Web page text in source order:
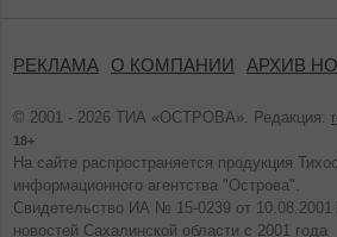
РЕКЛАМА О КОМПАНИИ АРХИВ
© 2001 - 2026 ТИА «ОСТРОВА». Редакция:
18+
На сайте распространяется продукция
информационного агентства "Острова".
Свидетельство ИА № 15-0239 от 10.08.2001
новостей Сахалинской области с 2001 года